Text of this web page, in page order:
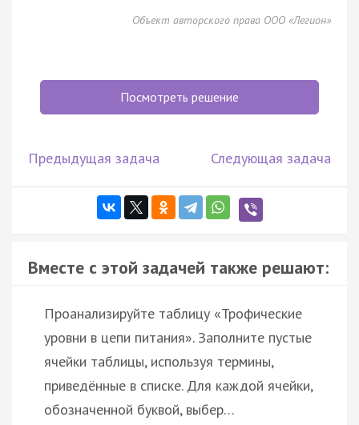
Объект авторского права ООО «Легион»
Посмотреть решение
Предыдущая задача Следующая задача
Вместе с этой задачей также решают:
Проанализируйте таблицу «Трофические
уровни в цепи питания». Заполните пустые
ячейки таблицы, используя термины,
приведённые в списке. Для каждой ячейки,
обозначенной буквой, выбер…